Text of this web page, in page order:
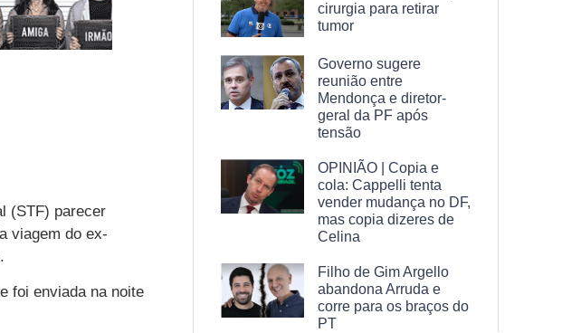
(STF) parecer
viagem do ex-
foi enviada na noite
cirurgia para retirar
tumor
Governo sugere
reunião entre
Mendonça e diretor-
geral da PF após
tensão
OPINIÃO | Copia e
cola: Cappelli tenta
vender mudança no DF,
mas copia dizeres de
Celina
Filho de Gim Argello
abandona Arruda e
corre para os braços do
PT